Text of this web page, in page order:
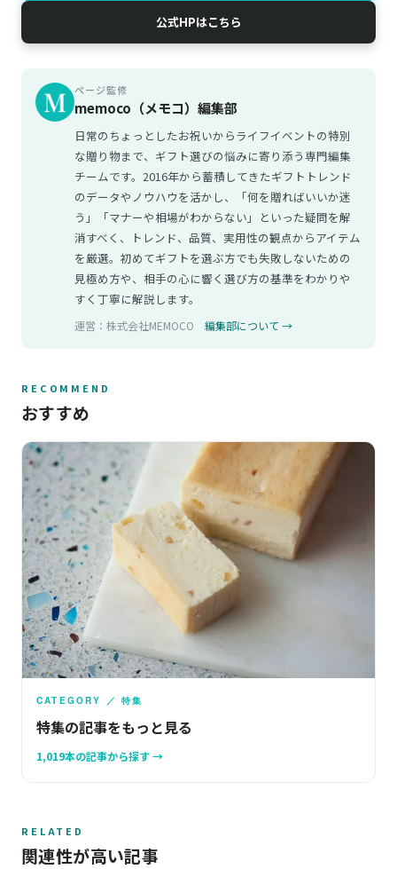
公式HPはこちら
ページ監修
memoco（メモコ）編集部
日常のちょっとしたお祝いからライフイベントの特別
な贈り物まで、ギフト選びの悩みに寄り添う専門編集
チームです。2016年から蓄積してきたギフトトレンド
のデータやノウハウを活かし、「何を贈ればいいか迷
う」「マナーや相場がわからない」といった疑問を解
消すべく、トレンド、品質、実用性の観点からアイテム
を厳選。初めてギフトを選ぶ方でも失敗しないための
見極め方や、相手の心に響く選び方の基準をわかりや
すく丁寧に解説します。
運営：株式会社MEMOCO 編集部について →
RECOMMEND
おすすめ
CATEGORY ／ 特集
特集の記事をもっと見る
1,019本の記事から探す →
RELATED
関連性が高い記事